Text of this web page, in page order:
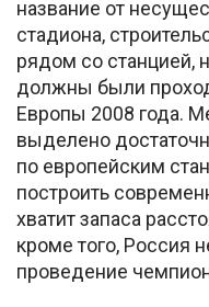
название от
стадиона,
рядом со станцией,
должны были
Европы 2008 года.
выделено
по европейским
построить
хватит запаса
кроме того, Россия
проведение